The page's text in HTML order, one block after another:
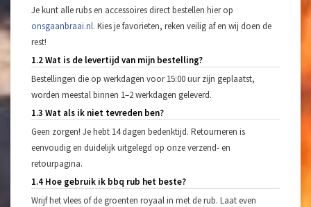
Je kunt alle rubs en accessoires direct bestellen hier op
onsgaanbraai.nl. Kies je favorieten, reken veilig af en wij doen de
rest!
1.2 Wat is de levertijd van mijn bestelling?
Bestellingen die op werkdagen voor 15:00 uur zijn geplaatst,
worden meestal binnen 1–2 werkdagen geleverd.
1.3 Wat als ik niet tevreden ben?
Geen zorgen! Je hebt 14 dagen bedenktijd. Retourneren is
eenvoudig en duidelijk uitgelegd op onze verzend- en
retourpagina.
1.4 Hoe gebruik ik bbq rub het beste?
Wrijf het vlees of de groenten royaal in met de rub. Laat even